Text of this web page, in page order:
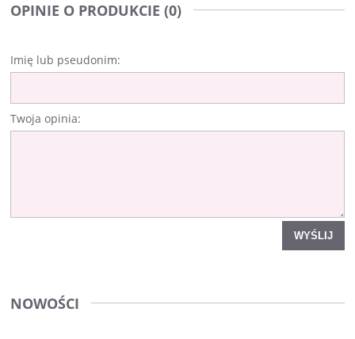
OPINIE O PRODUKCIE (0)
Imię lub pseudonim:
Twoja opinia:
WYŚLIJ
NOWOŚCI